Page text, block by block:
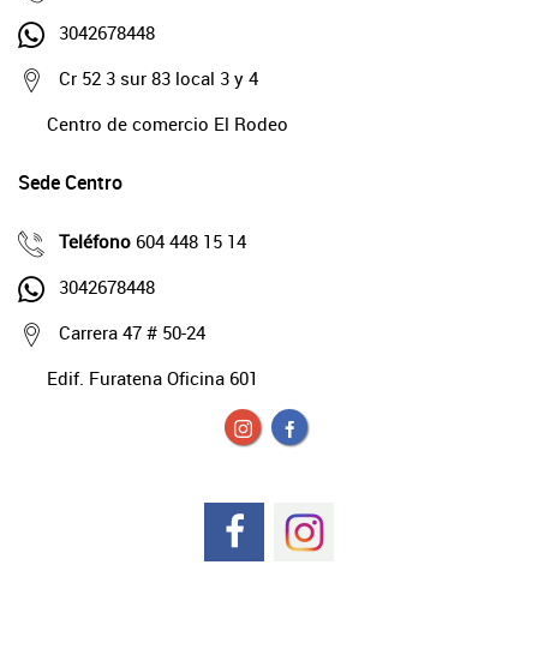
3042678448
Cr 52 3 sur 83 local 3 y 4
Centro de comercio El Rodeo
Sede Centro
Teléfono 604 448 15 14
3042678448
Carrera 47 # 50-24
Edif. Furatena Oficina 601